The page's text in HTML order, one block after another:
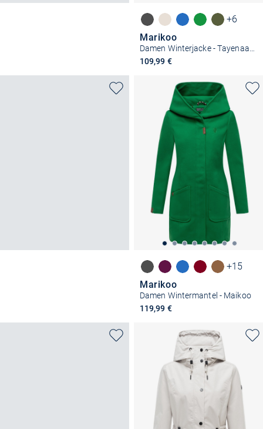
+6
Marikoo
109,99 €
+15
Marikoo
Damen Wintermantel - Maikoo
119,99 €